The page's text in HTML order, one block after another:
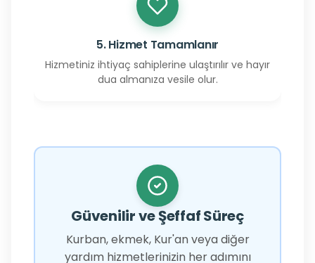
5. Hizmet Tamamlanır
Hizmetiniz ihtiyaç sahiplerine ulaştırılır ve hayır
dua almanıza vesile olur.
Güvenilir ve Şeffaf Süreç
Kurban, ekmek, Kur'an veya diğer
yardım hizmetlerinizin her adımını